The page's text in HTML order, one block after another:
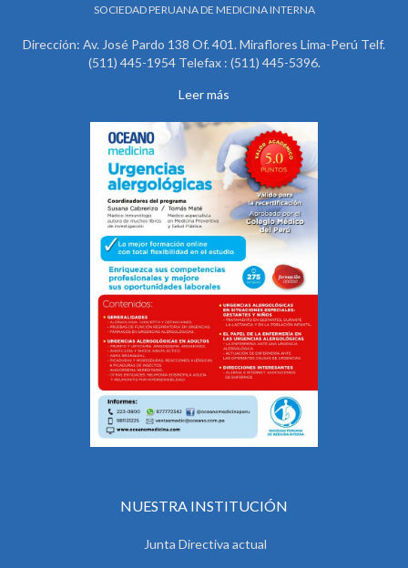
SOCIEDAD PERUANA DE MEDICINA INTERNA
Dirección: Av. José Pardo 138 Of. 401. Miraflores Lima-Perú Telf.
(511) 445-1954 Telefax : (511) 445-5396.
Leer más
NUESTRA INSTITUCIÓN
Junta Directiva actual